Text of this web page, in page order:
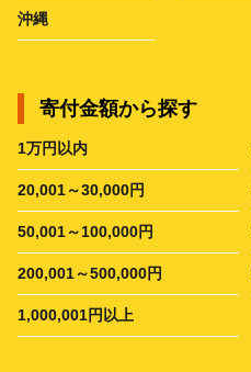
沖縄
寄付金額から探す
1万円以内
20,001～30,000円
50,001～100,000円
200,001～500,000円
1,000,001円以上